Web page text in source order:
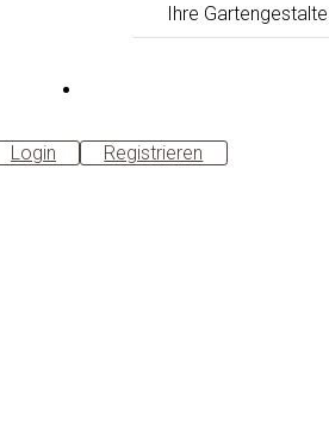
Ihre
Login
Registrieren